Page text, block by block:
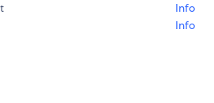
Info
Info